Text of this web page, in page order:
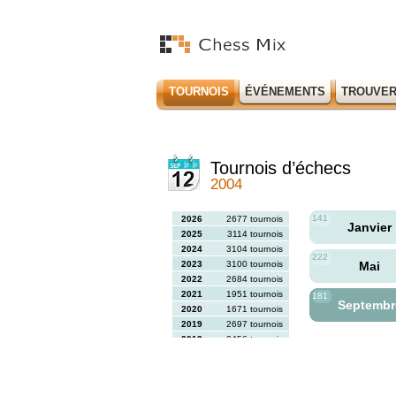
TOURNOIS ÉVÉNEMENTS
Tournois d’échecs
2004
2026
2677 tournois
2025
3114 tournois
2024
3104 tournois
2023
3100 tournois
2022
2684 tournois
2021
1951 tournois
2020
1671 tournois
2019
2697 tournois
2018
2456 tournois
141
Janvier
222
Mai
181